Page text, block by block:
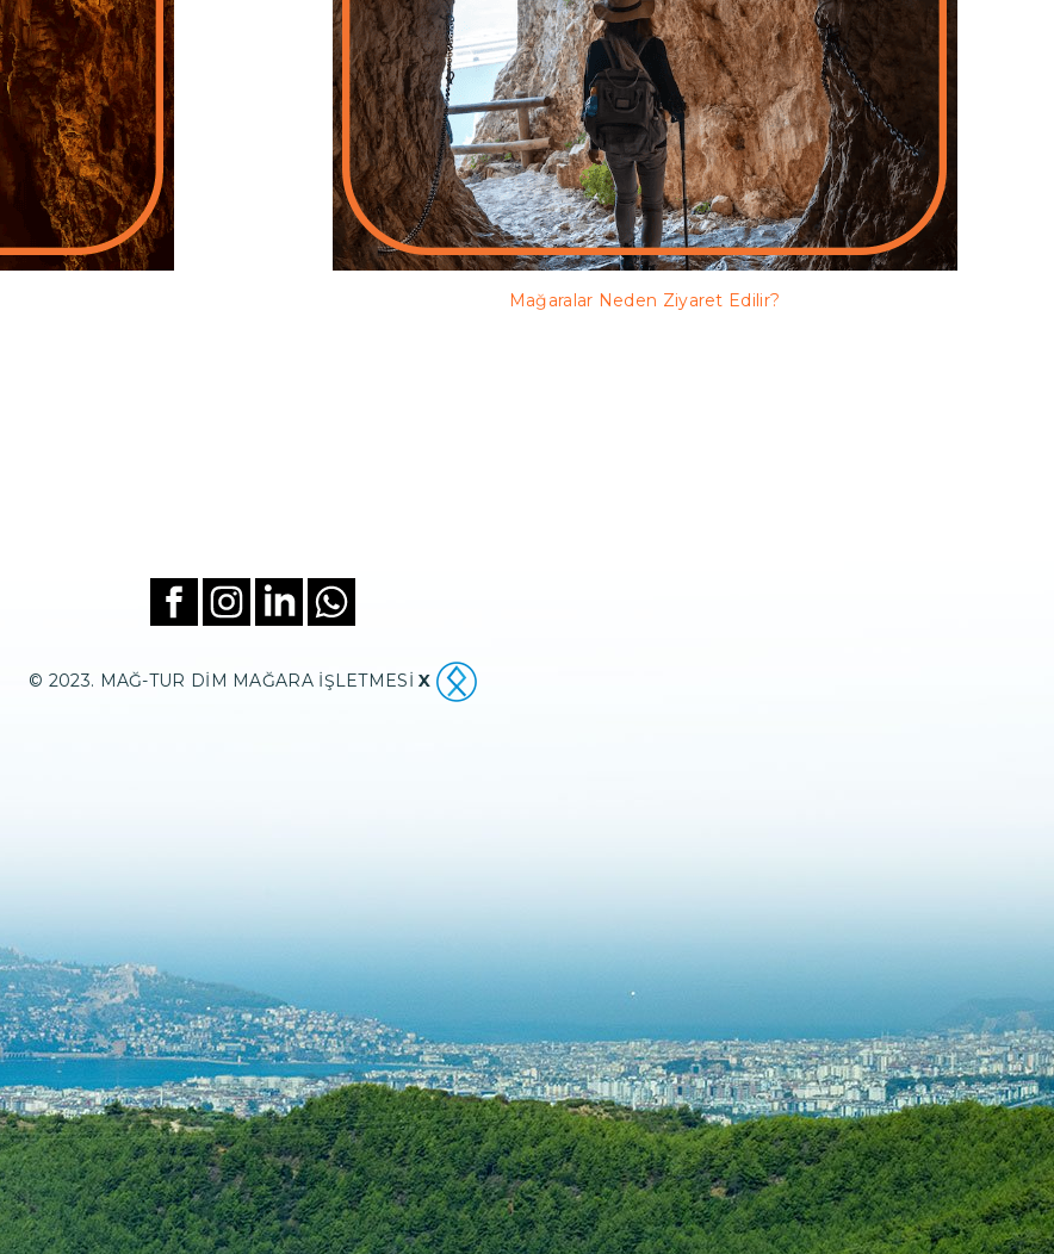
Mağaralar Neden Ziyaret Edilir?
© 2023. MAĞ-TUR DİM MAĞARA İŞLETMESİX